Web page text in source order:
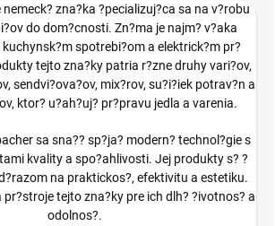
zna?ka ?pecializuj?ca sa na v?robu
do dom?cnosti. Zn?ma je najm? v?aka
spotrebi?om a elektrick?m pr?
tejto zna?ky patria r?zne druhy vari?ov,
sendvi?ova?ov, mix?rov, su?i?iek potrav?n a
ktor? u?ah?uj? pr?pravu jedla a varenia.
sa sna?? sp?ja? modern? technol?gie s
kvality a spo?ahlivosti. Jej produkty s? ?
na praktickos?, efektivitu a estetiku.
pr?stroje tejto zna?ky pre ich dlh? ?ivotnos? a
odolnos?.